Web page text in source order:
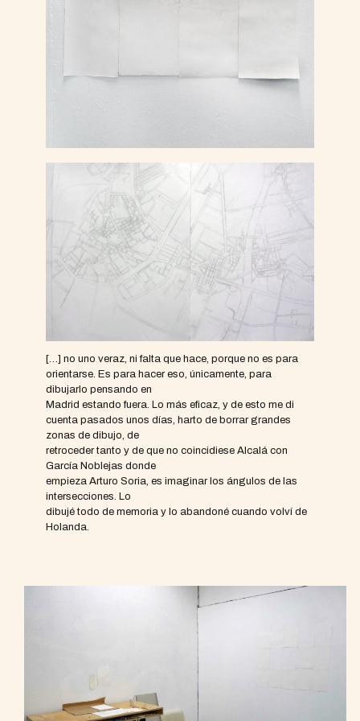
[…] no uno veraz, ni falta que hace, porque no es para
orientarse. Es para hacer eso, únicamente, para
dibujarlo pensando en
Madrid estando fuera. Lo más eficaz, y de esto me di
cuenta pasados unos días, harto de borrar grandes
zonas de dibujo, de
retroceder tanto y de que no coincidiese Alcalá con
García Noblejas donde
empieza Arturo Soria, es imaginar los ángulos de las
intersecciones. Lo
dibujé todo de memoria y lo abandoné cuando volví de
Holanda.